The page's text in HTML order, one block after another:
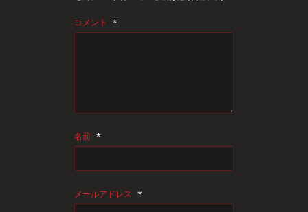
コメント *
名前 *
メールアドレス *